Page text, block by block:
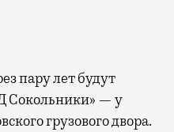
пару лет будут
Сокольники» — у
грузового двора.